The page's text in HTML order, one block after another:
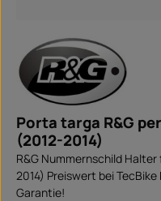
Porta targa R&G
(2012-2014)
R&G Nummernschild
2014) Preiswert bei
Garantie!